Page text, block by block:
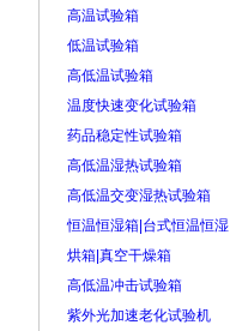
高温试验箱
低温试验箱
高低温试验箱
温度快速变化试验箱
药品稳定性试验箱
高低温湿热试验箱
高低温交变湿热试验箱
恒温恒湿箱|台式恒温恒湿
烘箱|真空干燥箱
高低温冲击试验箱
紫外光加速老化试验机